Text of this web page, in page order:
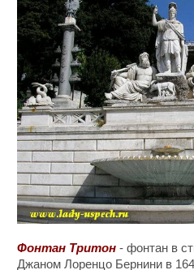
Фонтан Тритон - фонтан в
Джаном Лоренцо Бернини в